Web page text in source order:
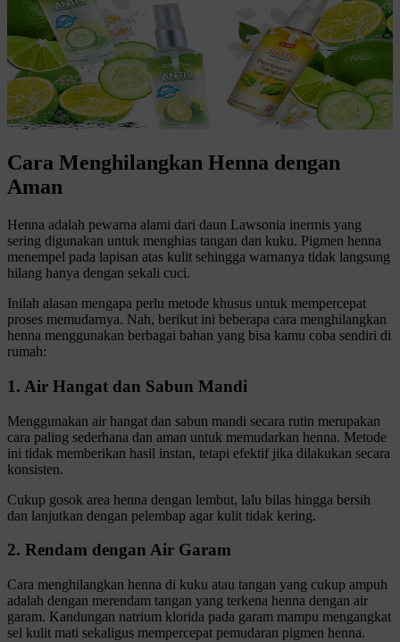
Cara Menghilangkan Henna dengan
Aman
Henna adalah pewarna alami dari daun Lawsonia inermis yang
sering digunakan untuk menghias tangan dan kuku. Pigmen henna
menempel pada lapisan atas kulit sehingga warnanya tidak langsung
hilang hanya dengan sekali cuci.
Inilah alasan mengapa perlu metode khusus untuk mempercepat
proses memudarnya. Nah, berikut ini beberapa cara menghilangkan
henna menggunakan berbagai bahan yang bisa kamu coba sendiri di
rumah:
1. Air Hangat dan Sabun Mandi
Menggunakan air hangat dan sabun mandi secara rutin merupakan
cara paling sederhana dan aman untuk memudarkan henna. Metode
ini tidak memberikan hasil instan, tetapi efektif jika dilakukan secara
konsisten.
Cukup gosok area henna dengan lembut, lalu bilas hingga bersih
dan lanjutkan dengan pelembap agar kulit tidak kering.
2. Rendam dengan Air Garam
Cara menghilangkan henna di kuku atau tangan yang cukup ampuh
adalah dengan merendam tangan yang terkena henna dengan air
garam. Kandungan natrium klorida pada garam mampu mengangkat
sel kulit mati sekaligus mempercepat pemudaran pigmen henna.